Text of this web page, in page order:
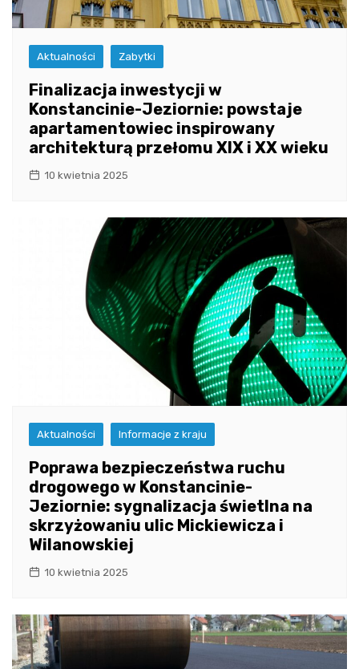
Aktualności Zabytki
Finalizacja inwestycji w
Konstancinie-Jeziornie: powstaje
apartamentowiec inspirowany
architekturą przełomu XIX i XX wieku
10 kwietnia 2025
Aktualności Informacje z kraju
Poprawa bezpieczeństwa ruchu
drogowego w Konstancinie-
Jeziornie: sygnalizacja świetlna na
skrzyżowaniu ulic Mickiewicza i
Wilanowskiej
10 kwietnia 2025